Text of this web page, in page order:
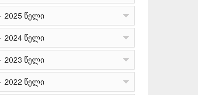
2025 წელი
2024 წელი
2023 წელი
2022 წელი